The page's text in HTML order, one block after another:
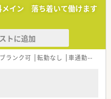
援し、実績も多数あり！
剤報酬点数の算定要件、公費や保
わる全てをレクチャ一いたしま
会社と合わせ著しい成長を遂げて
メイン 落ち着いて働けます
トに追加
ブランク可 転勤なし 車通勤可